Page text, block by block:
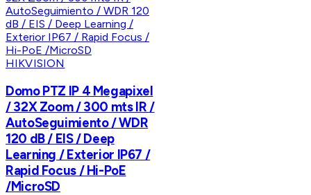
HIKVISION
Domo PTZ IP 4 Megapixel
/ 32X Zoom / 300 mts IR /
AutoSeguimiento / WDR
120 dB / EIS / Deep
Learning / Exterior IP67 /
Rapid Focus / Hi-PoE
/MicroSD